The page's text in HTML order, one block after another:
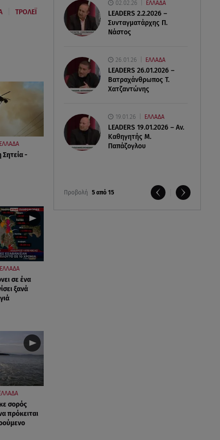
02.02.26 ΕΛΛΑΔΑ
LEADERS 2.2.2026 –
Συνταγματάρχης Π.
Νάστος
26.01.26 ΕΛΛΑΔΑ
LEADERS 26.01.2026 –
Βατραχάνθρωπος Τ.
Χατζαντώνης
19.01.26 ΕΛΛΑΔΑ
LEADERS 19.01.2026 – Αν.
Καθηγητής Μ.
Παπάζογλου
Προβολή 5 από 15
ΤΡΟΛΕΪ
ΕΛΛΑΔΑ
-
ΕΛΛΑΔΑ
σε ένα
ξανά
σορός
πρόκειται